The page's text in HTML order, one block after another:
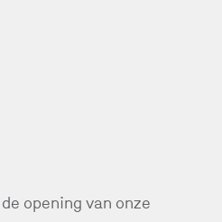
opening van onze